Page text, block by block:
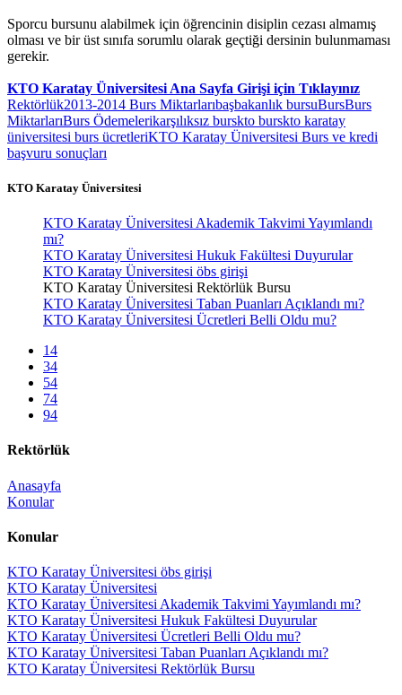
Sporcu bursunu alabilmek için öğrencinin disiplin cezası almamış
olması ve bir üst sınıfa sorumlu olarak geçtiği dersinin bulunmaması
gerekir.
KTO Karatay Üniversitesi Ana Sayfa Girişi için Tıklayınız
Rektörlük2013-2014 Burs Miktarlarıbaşbakanlık bursuBursBurs
MiktarlarıBurs Ödemelerikarşılıksız burskto burskto karatay
üniversitesi burs ücretleriKTO Karatay Üniversitesi Burs ve kredi
başvuru sonuçları
KTO Karatay Üniversitesi
KTO Karatay Üniversitesi Akademik Takvimi Yayımlandı
mı?
KTO Karatay Üniversitesi Hukuk Fakültesi Duyurular
KTO Karatay Üniversitesi öbs girişi
KTO Karatay Üniversitesi Rektörlük Bursu
KTO Karatay Üniversitesi Taban Puanları Açıklandı mı?
KTO Karatay Üniversitesi Ücretleri Belli Oldu mu?
14
34
54
74
94
Rektörlük
Anasayfa
Konular
Konular
KTO Karatay Üniversitesi öbs girişi
KTO Karatay Üniversitesi
KTO Karatay Üniversitesi Akademik Takvimi Yayımlandı mı?
KTO Karatay Üniversitesi Hukuk Fakültesi Duyurular
KTO Karatay Üniversitesi Ücretleri Belli Oldu mu?
KTO Karatay Üniversitesi Taban Puanları Açıklandı mı?
KTO Karatay Üniversitesi Rektörlük Bursu